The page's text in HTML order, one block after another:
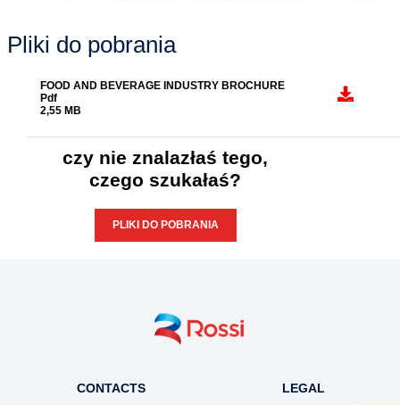
Eksperci Rossi opracowali
użyteczne narzędzia do
doboru napędów.
DOWIEDZ SIĘ WIĘCEJ